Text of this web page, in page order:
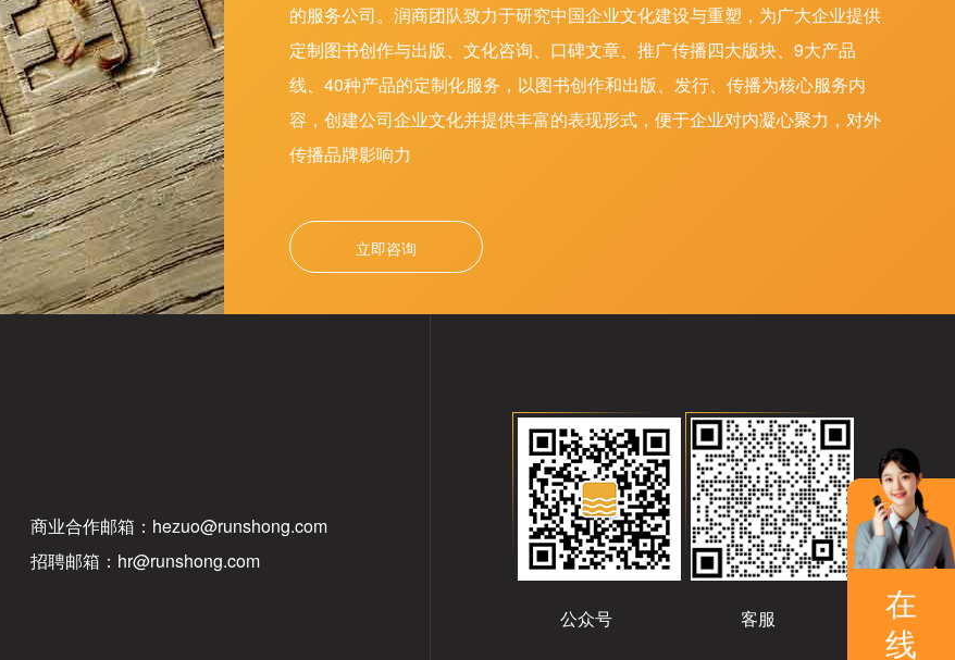
的服务公司。润商团队致力于研究中国企业文化建设与重塑，为广大企业提供
定制图书创作与出版、文化咨询、口碑文章、推广传播四大版块、9大产品
线、40种产品的定制化服务，以图书创作和出版、发行、传播为核心服务内
容，创建公司企业文化并提供丰富的表现形式，便于企业对内凝心聚力，对外
传播品牌影响力
立即咨询
商业合作邮箱：hezuo@runshong.com
招聘邮箱：hr@runshong.com
公众号 客服
在
线